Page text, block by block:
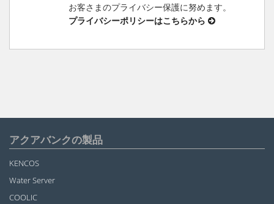
お客さまのプライバシー保護に努めます。
プライバシーポリシーはこちらから
アクアバンクの製品
KENCOS
Water Server
COOLIC